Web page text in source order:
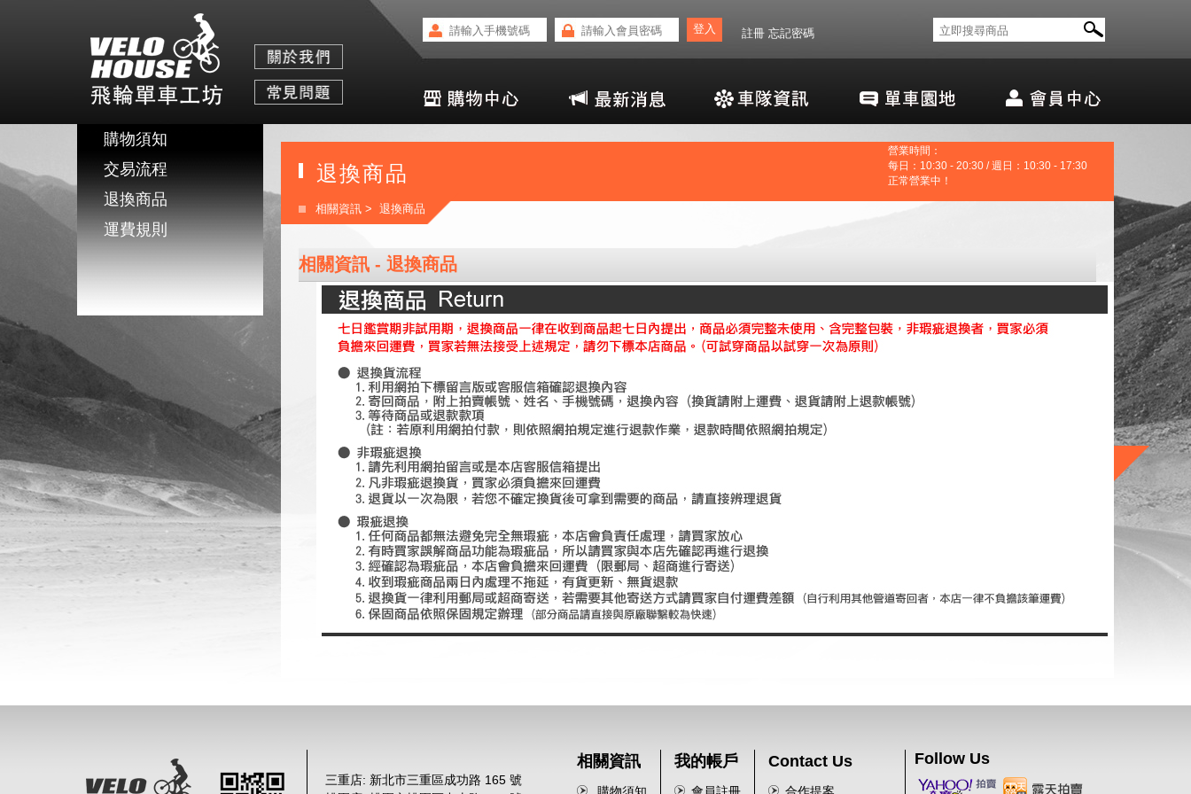
註冊 忘記密碼
購物須知
交易流程
退換商品
運費規則
退換商品
營業時間：
每日：10:30 - 20:30 / 週日：10:30 - 17:30
正常營業中！
相關資訊 > 退換商品
相關資訊 - 退換商品
三重店: 新北市三重區成功路 165 號
相關資訊 我的帳戶 Contact Us Follow Us